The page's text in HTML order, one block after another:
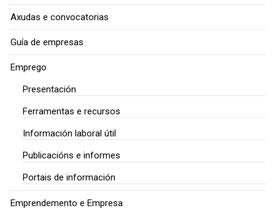
Axudas e convocatorias
Guía de empresas
Emprego
Presentación
Ferramentas e recursos
Información laboral útil
Publicacións e informes
Portais de información
Emprendemento e Empresa